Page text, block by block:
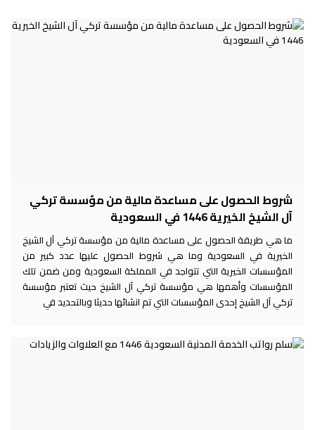
شروط الحصول على مساعدة مالية من مؤسسة تركي
آل الشيخ الخيرية 1446 في السعودية
ما هي طريقة الحصول على مساعدة مالية من مؤسسة تركي آل الشيخ
الخيرية في السعودية وما هي شروط الحصول عليها عدد كبير من
المؤسسات الخيرية التي تتواجد في المملكة السعودية ومن ضمن تلك
المؤسسات وأهمها هي مؤسسة تركي آل الشيخ حيث تعتبر مؤسسة
تركي آل الشيخ إحدى المؤسسات التي تم انشائها حديثا وبالتحديد في